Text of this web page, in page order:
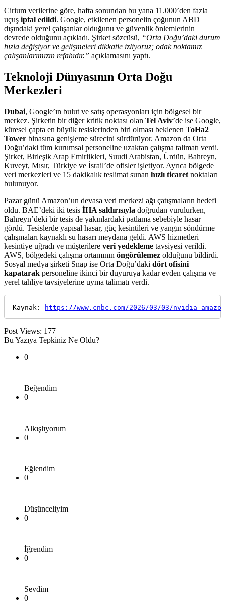
Cirium verilerine göre, hafta sonundan bu yana 11.000’den fazla
uçuş iptal edildi. Google, etkilenen personelin çoğunun ABD
dışındaki yerel çalışanlar olduğunu ve güvenlik önlemlerinin
devrede olduğunu açıkladı. Şirket sözcüsü, “Orta Doğu’daki durum
hızla değişiyor ve gelişmeleri dikkatle izliyoruz; odak noktamız
çalışanlarımızın refahıdır.” açıklamasını yaptı.
Teknoloji Dünyasının Orta Doğu
Merkezleri
Dubai, Google’ın bulut ve satış operasyonları için bölgesel bir
merkez. Şirketin bir diğer kritik noktası olan Tel Aviv’de ise Google,
küresel çapta en büyük tesislerinden biri olması beklenen ToHa2
Tower binasına genişleme sürecini sürdürüyor. Amazon da Orta
Doğu’daki tüm kurumsal personeline uzaktan çalışma talimatı verdi.
Şirket, Birleşik Arap Emirlikleri, Suudi Arabistan, Ürdün, Bahreyn,
Kuveyt, Mısır, Türkiye ve İsrail’de ofisler işletiyor. Ayrıca bölgede
veri merkezleri ve 15 dakikalık teslimat sunan hızlı ticaretnoktaları
bulunuyor.
Pazar günü Amazon’un devasa veri merkezi ağı çatışmaların hedefi
oldu. BAE’deki iki tesis İHA saldırısıyla doğrudan vurulurken,
Bahreyn’deki bir tesis de yakınlardaki patlama sebebiyle hasar
gördü. Tesislerde yapısal hasar, güç kesintileri ve yangın söndürme
çalışmaları kaynaklı su hasarı meydana geldi. AWS hizmetleri
kesintiye uğradı ve müşterilere veri yedekleme tavsiyesi verildi.
AWS, bölgedeki çalışma ortamının öngörülemez olduğunu bildirdi.
Sosyal medya şirketi Snap ise Orta Doğu’daki dört ofisini
kapatarak personeline ikinci bir duyuruya kadar evden çalışma ve
yerel tahliye tavsiyelerine uyma talimatı verdi.
Kaynak: https://www.cnbc.com/2026/03/03/nvidia-
Post Views: 177
Bu Yazıya Tepkiniz Ne Oldu?
0
Beğendim
0
Alkışlıyorum
0
Eğlendim
0
Düşünceliyim
0
İğrendim
0
Sevdim
0